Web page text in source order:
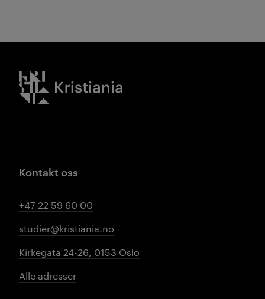
Kristiania logo
Kontakt oss
+47 22 59 60 00
studier@kristiania.no
Kirkegata 24-26, 0153 Oslo
Alle adresser